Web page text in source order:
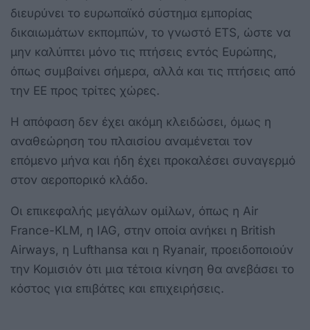
διευρύνει το ευρωπαϊκό σύστημα εμπορίας
δικαιωμάτων εκπομπών, το γνωστό ETS, ώστε να
μην καλύπτει μόνο τις πτήσεις εντός Ευρώπης,
όπως συμβαίνει σήμερα, αλλά και τις πτήσεις από
την ΕΕ προς τρίτες χώρες.
Η απόφαση δεν έχει ακόμη κλειδώσει, όμως η
αναθεώρηση του πλαισίου αναμένεται τον
επόμενο μήνα και ήδη έχει προκαλέσει συναγερμό
στον αεροπορικό κλάδο.
Οι επικεφαλής μεγάλων ομίλων, όπως η Air
France-KLM, η IAG, στην οποία ανήκει η British
Airways, η Lufthansa και η Ryanair, προειδοποιούν
την Κομισιόν ότι μια τέτοια κίνηση θα ανεβάσει το
κόστος για επιβάτες και επιχειρήσεις.